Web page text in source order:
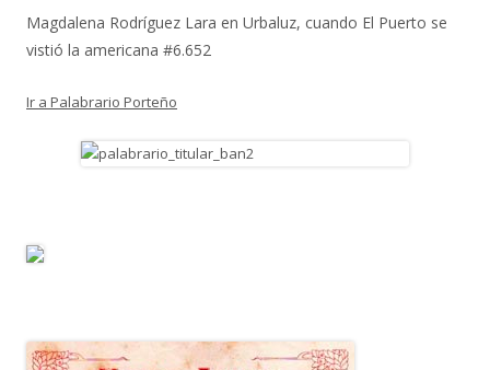
Magdalena Rodríguez Lara en Urbaluz, cuando El Puerto se
vistió la americana #6.652
Ir a Palabrario Porteño